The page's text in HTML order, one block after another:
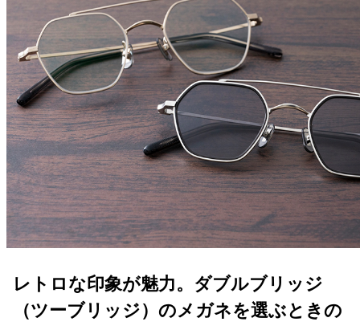
店舗を探す
店舗検索/来店予約
商品を探す
メガネ
レンズ
サングラス
補聴器
レトロな印象が魅力。ダブルブリッジ
（ツーブリッジ）のメガネを選ぶときの